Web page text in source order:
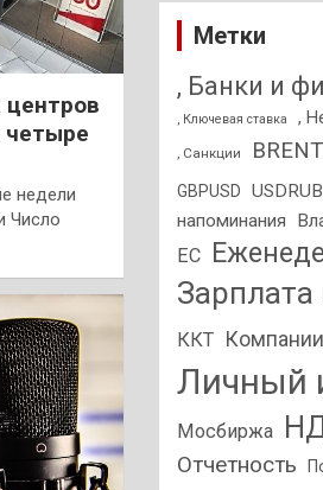
четыре
недели
Число
Метки
, Банки и
, Ключевая ставка ,
, Санкции BRENT
GBPUSD USDRUB
напоминания
ЕС
ККТ Компании
Личный
Мосбиржа
Отчетность